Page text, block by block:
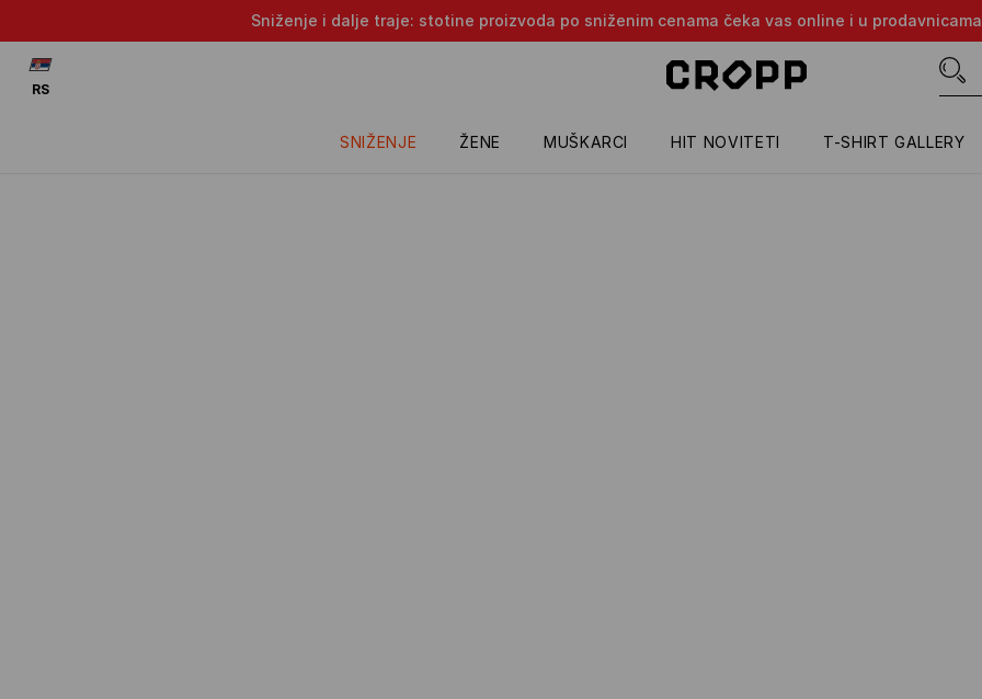
Sniženje i dalje traje: stotine proizvoda po sniženim cenama čeka vas online i u
SNIŽENJE ŽENE MUŠKARCI HIT NOVITETI T-SHIRT GALLERY
RS